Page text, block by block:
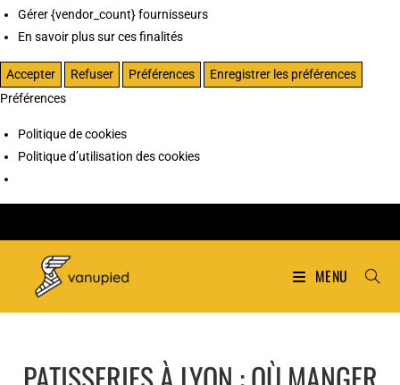
Gérer {vendor_count} fournisseurs
En savoir plus sur ces finalités
Accepter Refuser Préférences
Enregistrer les préférences
Préférences
Politique de cookies
Politique d’utilisation des cookies
MENU